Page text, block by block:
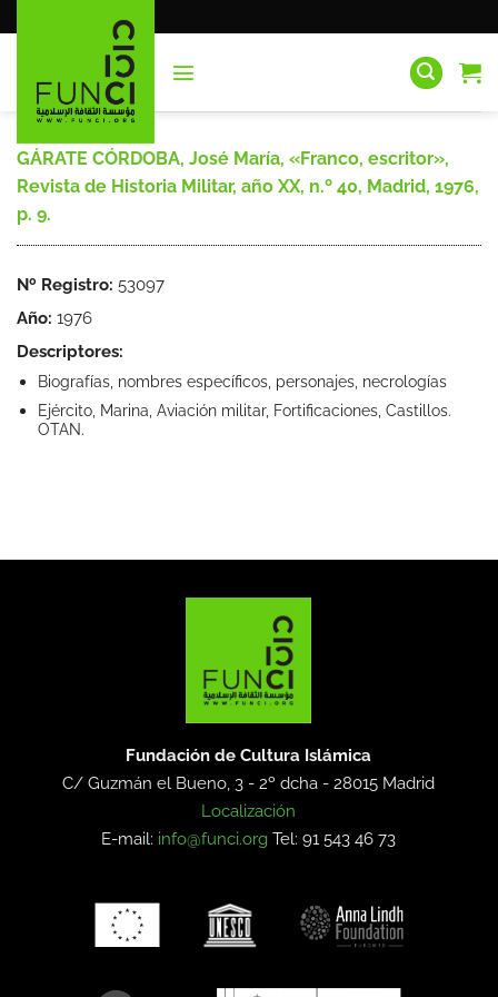
al
GÁRATE CÓRDOBA, José María, «Franco, escritor»,
Revista de Historia Militar, año XX, n.º 40, Madrid, 1976,
p. 9.
Nº Registro: 53097
Año: 1976
Descriptores:
Biografías, nombres específicos, personajes, necrologías
Ejército, Marina, Aviación militar, Fortificaciones, Castillos.
OTAN.
Fundación de Cultura Islámica
C/ Guzmán el Bueno, 3 - 2º dcha -28015 Madrid
Localización
E-mail: info@funci.org Tel: 91 543 46 73